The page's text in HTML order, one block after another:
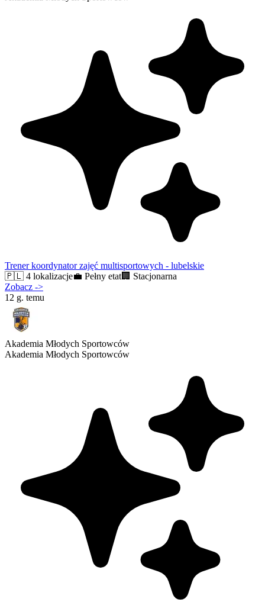
Trener koordynator zajęć multisportowych - lubelskie
🇵🇱 4 lokalizacje💼 Pełny etat🏢 Stacjonarna
Zobacz ->
12 g. temu
Akademia Młodych Sportowców
Akademia Młodych Sportowców